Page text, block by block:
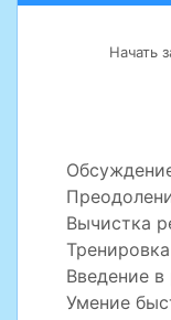
Начать
Вычистка
Введение
Умение